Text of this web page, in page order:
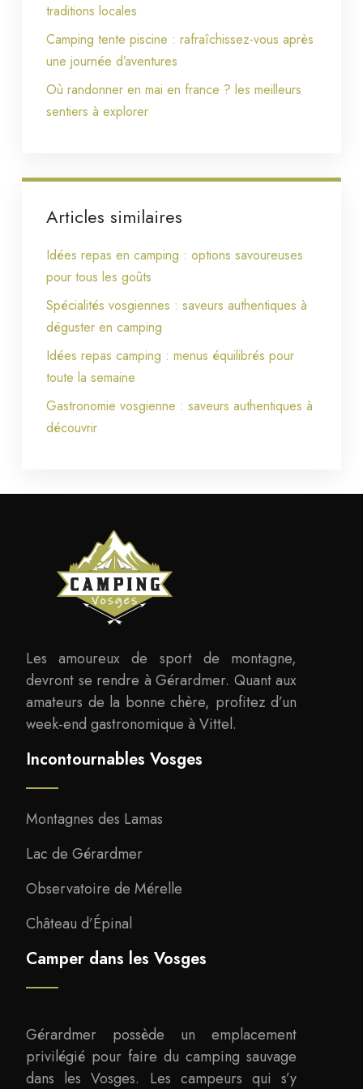
traditions locales
Camping tente piscine : rafraîchissez-vous après
une journée d’aventures
Où randonner en mai en france ? les meilleurs
sentiers à explorer
Articles similaires
Idées repas en camping : options savoureuses
pour tous les goûts
Spécialités vosgiennes : saveurs authentiques à
déguster en camping
Idées repas camping : menus équilibrés pour
toute la semaine
Gastronomie vosgienne : saveurs authentiques à
découvrir
Les amoureux de sport de montagne,
devront se rendre à Gérardmer. Quant aux
amateurs de la bonne chère, profitez d’un
week-end gastronomique à Vittel.
Incontournables Vosges
Montagnes des Lamas
Lac de Gérardmer
Observatoire de Mérelle
Château d’Épinal
Camper dans les Vosges
Gérardmer possède un emplacement
privilégié pour faire du camping sauvage
dans les Vosges. Les campeurs qui s’y